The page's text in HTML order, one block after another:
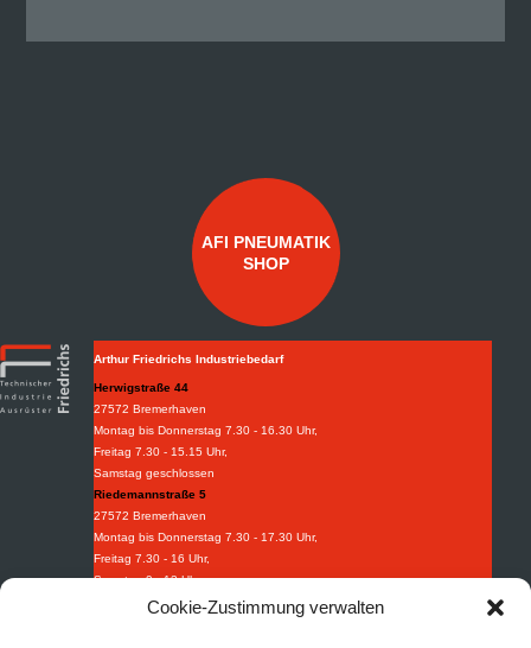
Cookie-Zustimmung verwalten
AFI PNEUMATIK
SHOP
Arthur Friedrichs Industriebedarf
Herwigstraße 44
27572 Bremerhaven
Montag bis Donnerstag 7.30 - 16.30 Uhr,
Freitag 7.30 - 15.15 Uhr,
Samstag geschlossen
Riedemannstraße 5
27572 Bremerhaven
Montag bis Donnerstag 7.30 - 17.30 Uhr,
Freitag 7.30 - 16 Uhr,
Samstag 9 - 13 Uhr
Weidestraße 8-10